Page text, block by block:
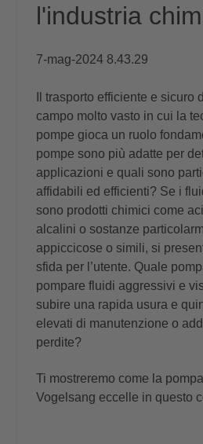
l'industria
7-mag-2024 8.43.29
Il trasporto efficiente e sicuro
campo molto vasto in cui la
pompe gioca un ruolo
pompe sono più adatte per
applicazioni e quali sono
affidabili ed efficienti? Se i
sono prodotti chimici come
alcalini o sostanze
appiccicose o simili, si
sfida per l’utente. Quale
pompare fluidi aggressivi e
subire una rapida usura e
elevati di manutenzione o
perdite?
Ti mostreremo come la
Vogelsang eccelle in questo